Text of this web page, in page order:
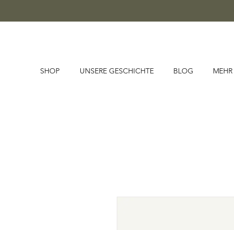
SHOP UNSERE GESCHICHTE BLOG MEHR